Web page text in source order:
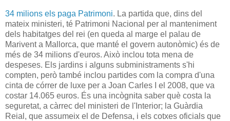
34 milions els paga Patrimoni. La partida que, dins del
mateix ministeri, té Patrimoni Nacional per al manteniment
dels habitatges del rei (en queda al marge el palau de
Marivent a Mallorca, que manté el govern autonòmic) és de
més de 34 milions d'euros. Això inclou tota mena de
despeses. Els jardins i alguns subministraments s'hi
compten, però també inclou partides com la compra d'una
cinta de córrer de luxe per a Joan Carles I el 2008, que va
costar 14.065 euros. És una incògnita saber què costa la
seguretat, a càrrec del ministeri de l'Interior; la Guàrdia
Reial, que assumeix el de Defensa, i els cotxes oficials que